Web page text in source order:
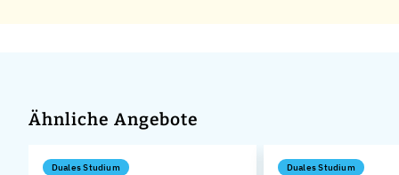
Ähnliche Angebote
Duales Studium Duales Studium